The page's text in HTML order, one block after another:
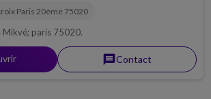
Paris 20ème 75020
Mikvé; paris 75020.
messageContact